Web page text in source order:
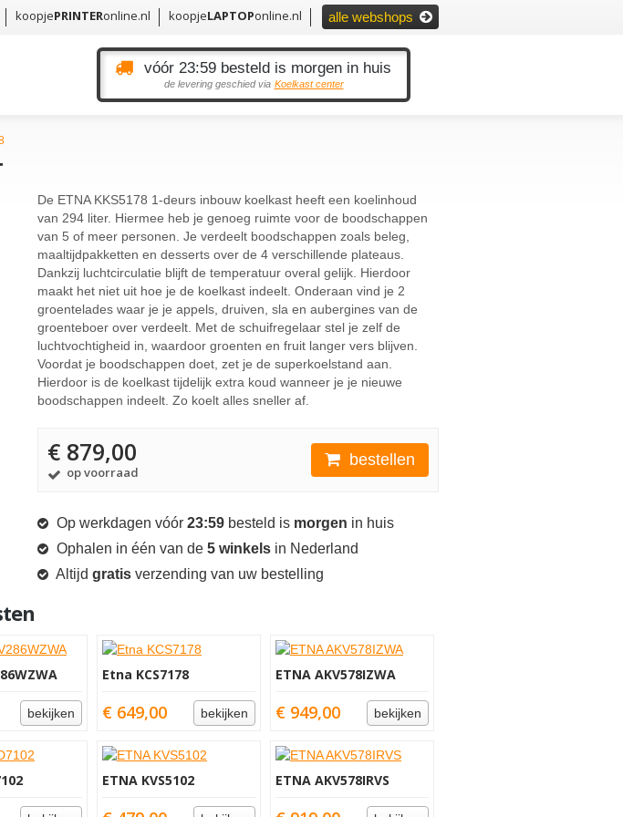
koopjePRINTERonline.nl koopjeLAPTOPonline.nl alle webshops
vóór 23:59 besteld is morgen in huis
de levering geschied via Koelkast center
De ETNA KKS5178 1-deurs inbouw koelkast heeft een koelinhoud
van 294 liter. Hiermee heb je genoeg ruimte voor de boodschappen
van 5 of meer personen. Je verdeelt boodschappen zoals beleg,
maaltijdpakketten en desserts over de 4 verschillende plateaus.
Dankzij luchtcirculatie blijft de temperatuur overal gelijk. Hierdoor
maakt het niet uit hoe je de koelkast indeelt. Onderaan vind je 2
groentelades waar je je appels, druiven, sla en aubergines van de
groenteboer over verdeelt. Met de schuifregelaar stel je zelf de
luchtvochtigheid in, waardoor groenten en fruit langer vers blijven.
Voordat je boodschappen doet, zet je de superkoelstand aan.
Hierdoor is de koelkast tijdelijk extra koud wanneer je je nieuwe
boodschappen indeelt. Zo koelt alles sneller af.
€ 879,00
op voorraad
bestellen
Op werkdagen vóór 23:59 besteld is morgen in huis
Ophalen in één van de 5 winkels in Nederland
Altijd gratis verzending van uw bestelling
bekijken
Etna KCS7178
€ 649,00 bekijken
ETNA AKV578IZWA
€ 949,00 bekijken
ETNA KVS5102 ETNA AKV578IRVS